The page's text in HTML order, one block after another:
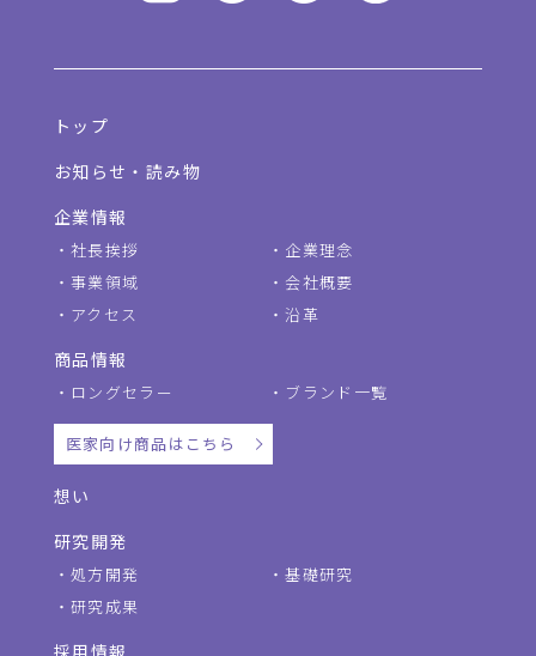
トップ
お知らせ・読み物
企業情報
社長挨拶
企業理念
事業領域
会社概要
アクセス
沿革
商品情報
ロングセラー ブランド一覧
医家向け商品はこちら
想い
研究開発
処方開発
基礎研究
研究成果
採用情報